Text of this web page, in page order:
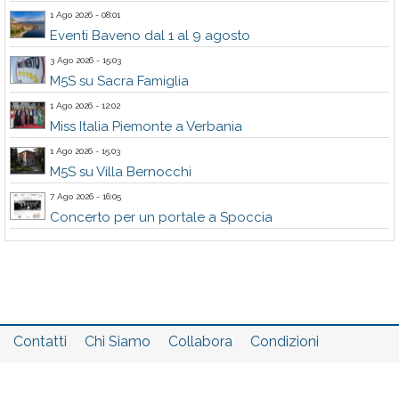
1 Ago 2026 - 08:01
Eventi Baveno dal 1 al 9 agosto
3 Ago 2026 - 15:03
M5S su Sacra Famiglia
1 Ago 2026 - 12:02
Miss Italia Piemonte a Verbania
1 Ago 2026 - 15:03
M5S su Villa Bernocchi
7 Ago 2026 - 16:05
Concerto per un portale a Spoccia
Contatti Chi Siamo Collabora
Condizioni